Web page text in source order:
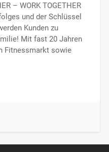
– WORK TOGETHER
und der Schlüssel
Kunden zu
Mit fast 20 Jahren
Fitnessmarkt sowie